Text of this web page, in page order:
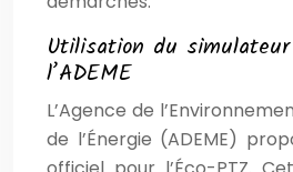
Utilisation du
l’ADEME
L’Agence de
de l’Énergie (ADEME)